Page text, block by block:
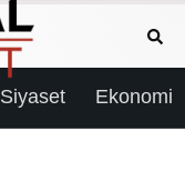
Siyaset Ekonomi